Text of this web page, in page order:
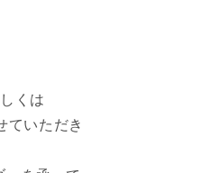
くは
ていただき